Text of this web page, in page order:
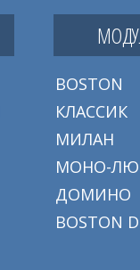
BOSTON
КЛАССИК
МИЛАН
МОНО-
ДОМИНО
BOSTON